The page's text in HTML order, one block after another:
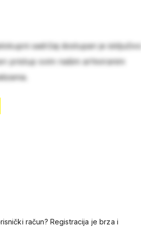
sadržaj dostupan je isključivo
pristup svim našim arhiviranim
račun? Registracija je brza i